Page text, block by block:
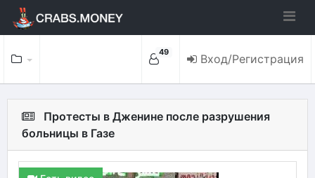
49 Вход/Регистрация
Протесты в Дженине после разрушения
больницы в Газе